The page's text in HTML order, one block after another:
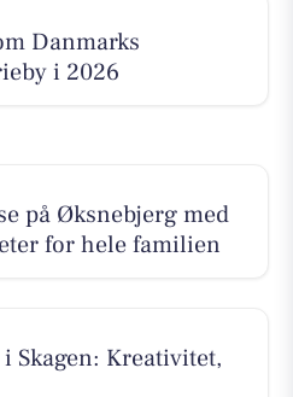
Danmarks
i 2026
på Øksnebjerg med
for hele familien
Skagen: Kreativitet,